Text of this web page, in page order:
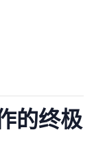
的终极